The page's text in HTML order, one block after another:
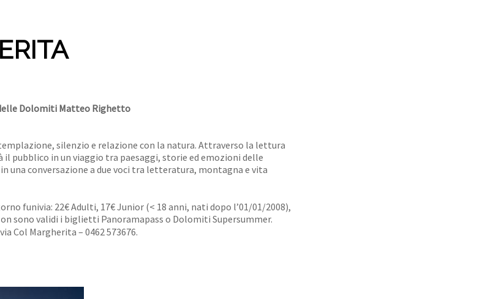
Dolomiti Matteo Righetto
silenzio e relazione con la natura. Attraverso la lettura
pubblico in un viaggio tra paesaggi, storie ed emozioni delle
una conversazione a due voci tra letteratura, montagna e vita
funivia: 22€ Adulti, 17€ Junior (< 18 anni, nati dopo l’01/01/2008),
sono validi i biglietti Panoramapass o Dolomiti Supersummer.
Col Margherita – 0462 573676.